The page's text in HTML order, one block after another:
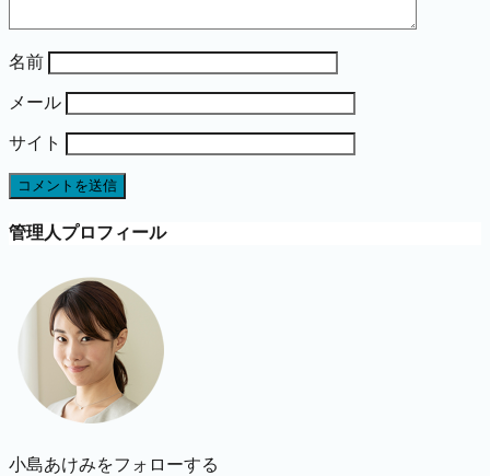
名前
メール
サイト
管理人プロフィール
小島あけみをフォローする